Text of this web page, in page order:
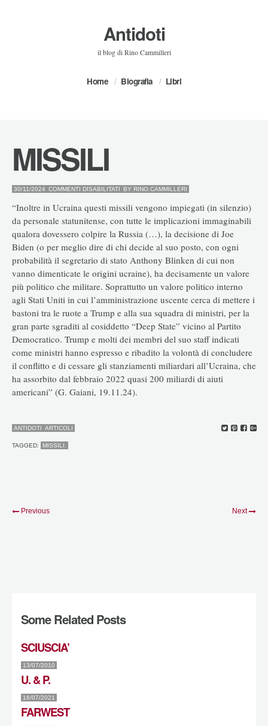
Antidoti
il blog di Rino Cammilleri
Home Biografia Libri
MISSILI
30/11/2024 COMMENTI DISABILITATI SU
BY RINO.CAMMILLERI
“Inoltre in Ucraina questi missili vengono impiegati (in silenzio)
da personale statunitense, con tutte le implicazioni immaginabili
qualora dovessero colpire la Russia (…), la decisione di Joe
Biden (o per meglio dire di chi decide al suo posto, con ogni
probabilità il segretario di stato Anthony Blinken di cui non
vanno dimenticate le origini ucraine), ha decisamente un valore
più politico che militare. Soprattutto un valore politico interno
agli Stati Uniti in cui l’amministrazione uscente cerca di mettere i
bastoni tra le ruote a Trump e alla sua squadra di ministri, per la
gran parte sgraditi al cosiddetto “Deep State” vicino al Partito
Democratico. Trump e molti dei membri del suo staff indicati
come ministri hanno espresso e ribadito la volontà di concludere
il conflitto e di cessare gli stanziamenti miliardari all’Ucraina, che
ha assorbito dal febbraio 2022 quasi 200 miliardi di aiuti
americani” (G. Gaiani, 19.11.24).
ANTIDOTI ARTICOLI
TAGGED: MISSILI.
Previous Next
Some Related Posts
SCIUSCIA’
13/07/2010
U. & P.
16/07/2021
FARWEST